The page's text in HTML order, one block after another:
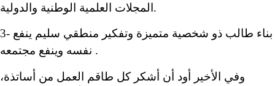
المجلات العلمية الوطنية والدولية.
3- بناء طالب ذو شخصية متميزة وتفكير منطقي سليم ينفع
نفسه وينفع مجتمعه .
وفي الأخير أود أن أشكر كل طاقم العمل من أساتذة،